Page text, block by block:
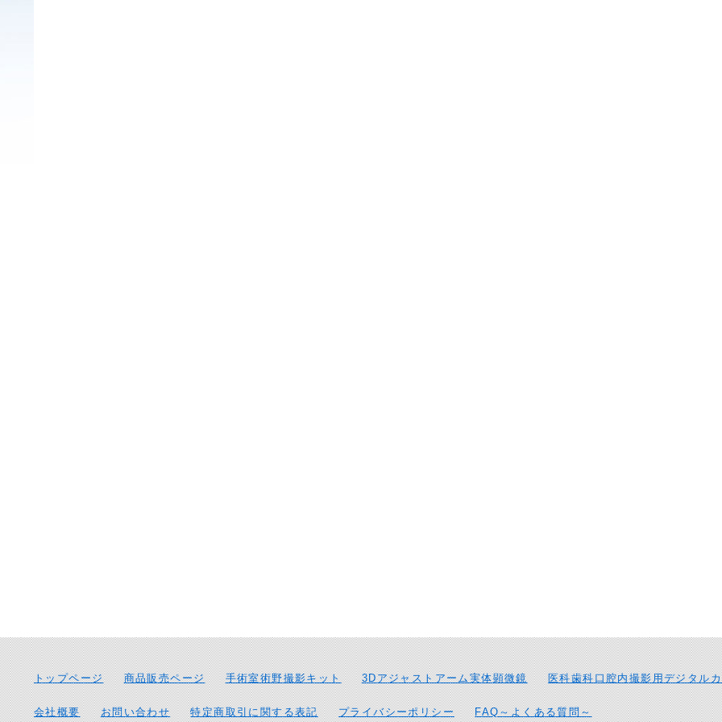
トップページ 商品販売ページ 手術室術野撮影キット 3Dアジャストアーム実体顕微鏡 医科歯科口腔内撮影用デジタル
会社概要 お問い合わせ 特定商取引に関する表記 プライバシーポリシー FAQ～よくある質問～